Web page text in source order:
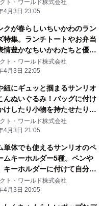
ト・ワールド株式会社
4月3日 23:05
クが春らしいちいかわのラン
特集。ランチトートやお弁当
情豊かなちいかわたちと優し
色に心和む
ト・ワールド株式会社
4月3日 22:05
紐にギュッと掴まるサンリオ
んぬいぐるみ！バッグに付け
けしたり小物を持たせたりと
しめる！
ト・ワールド株式会社
4月3日 21:05
単体でも使えるサンリオのペ
ムキーホルダー5種。ペンや
キーホルダーに付けて自分だ
ンジしよう
ト・ワールド株式会社
4月3日 20:05